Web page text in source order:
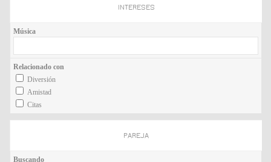
INTERESES
Música
Relacionado con
Diversión
Amistad
Citas
PAREJA
Buscando